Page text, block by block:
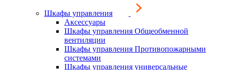
Шкафы управления
Аксессуары
Шкафы управления Общеобменной
вентиляции
Шкафы управления Противопожарными
системами
Шкафы управления универсальные